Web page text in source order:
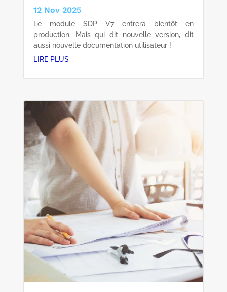
12 Nov 2025
Le module SDP V7 entrera bientôt en
production. Mais qui dit nouvelle version, dit
aussi nouvelle documentation utilisateur !
LIRE PLUS